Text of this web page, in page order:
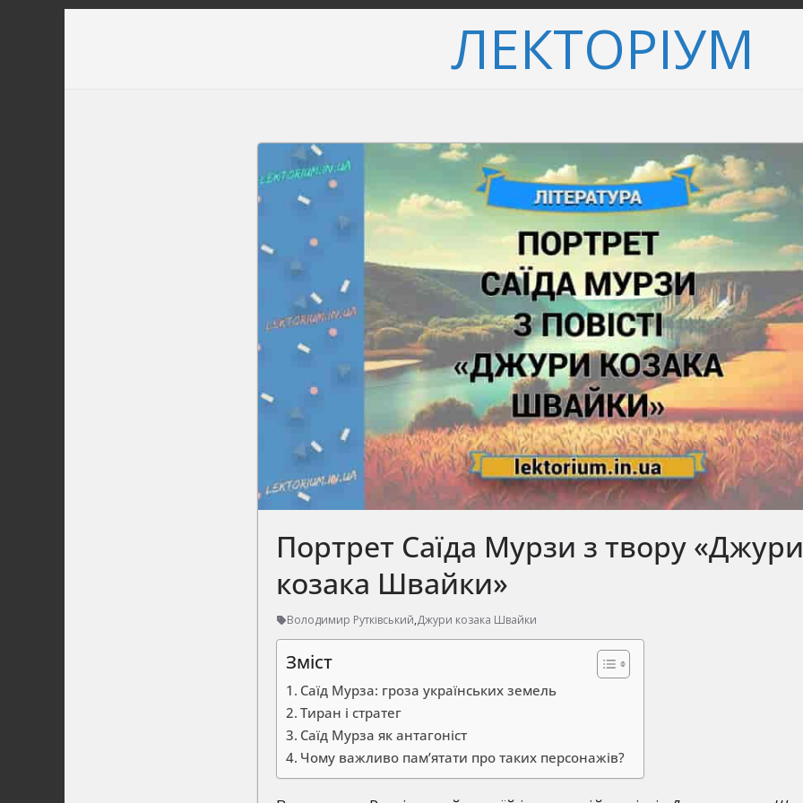
ЛЕКТОРІУМ
Портрет Саїда Мурзи з твору «Джури
козака Швайки»
Володимир Рутківський,Джури козака Швайки
Зміст
Саїд Мурза: гроза українських земель
Тиран і стратег
Саїд Мурза як антагоніст
Чому важливо пам’ятати про таких персонажів?